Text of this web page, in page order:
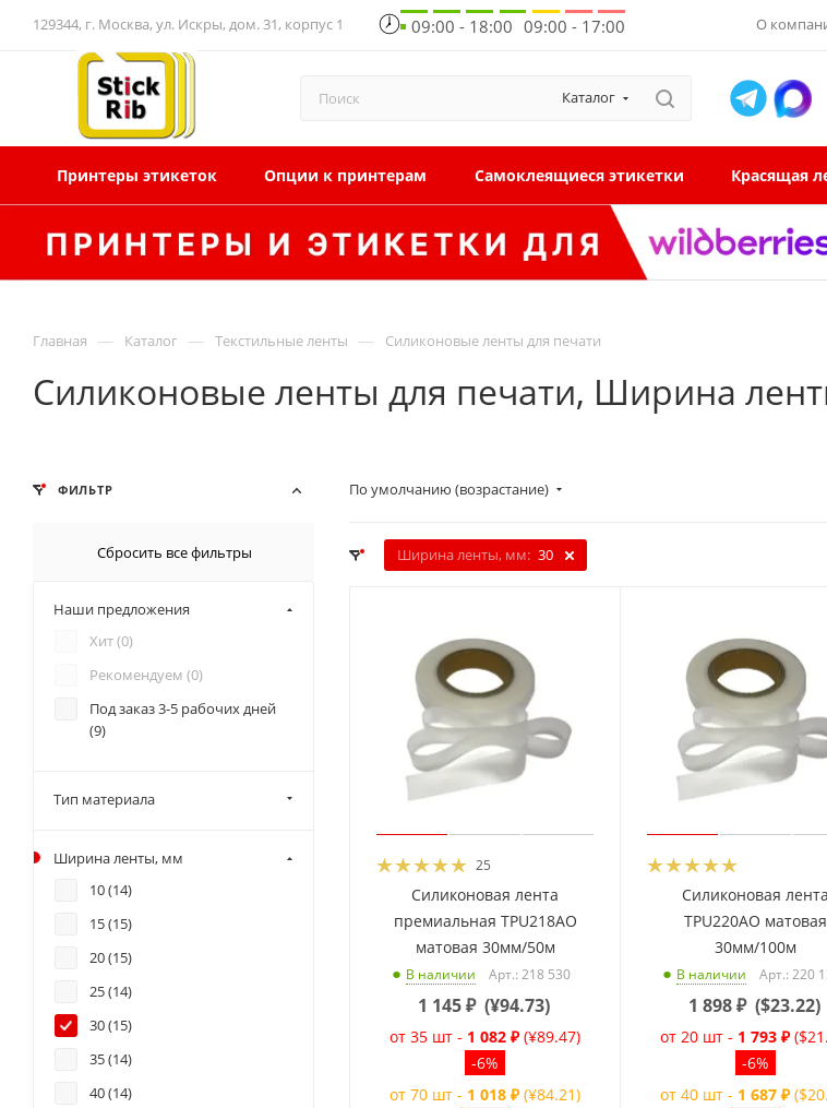
129344, г. Москва, ул. Искры, дом. 31, корпус 1 09:00 - 18:00 09:00 - 17:00 О
Каталог
Принтеры этикеток Опции к принтерам Самоклеящиеся этикетки Красящая
Главная — Каталог — Текстильные ленты — Силиконовые ленты для печати
Силиконовые ленты для печати, Ширина
По умолчанию (возрастание)
Ширина ленты, мм: 30
25
Силиконовая лента
премиальная TPU218AO
матовая 30мм/50м
В наличии Арт.: 218 530
1 145₽ (¥94.73)
от 35 шт - 1 082 ₽ (¥89.47)
-6%
от 70 шт - 1 018 ₽ (¥84.21)
Силиконовая лента
TPU220AO матовая
30мм/100м
В наличии Арт.: 220
1 898₽ ($23.22)
от 20 шт - 1 793 ₽
-6%
от 40 шт - 1 687 ₽
ФИЛЬТР
Сбросить все фильтры
Наши предложения
Хит (0)
Рекомендуем (0)
Под заказ 3-5 рабочих дней
(9)
Тип материала
Ширина ленты, мм
10 (14)
15 (15)
20 (15)
25 (14)
30 (15)
35 (14)
40 (14)